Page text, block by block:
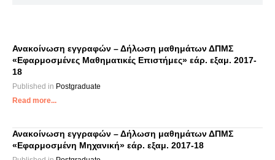
Ανακοίνωση εγγραφών – Δήλωση μαθημάτων ΔΠΜΣ
«Εφαρμοσμένες Μαθηματικές Επιστήμες» εάρ. εξαμ. 2017-
18
Published in Postgraduate
Read more...
Ανακοίνωση εγγραφών – Δήλωση μαθημάτων ΔΠΜΣ
«Εφαρμοσμένη Μηχανική» εάρ. εξαμ. 2017-18